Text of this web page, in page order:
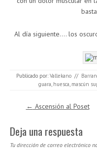
Al día siguiente…. los
Publicado por: Vallekano //
guara, huesca, mascún
Navegación de entradas
← Ascensión al Poset
Deja una respuesta
Tu dirección de correo electrónico